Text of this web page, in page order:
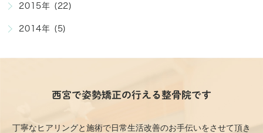
2015年 (22)
2014年 (5)
西宮で姿勢矯正の行える整骨院です
丁寧なヒアリングと施術で日常生活改善のお手伝いをさせて頂き